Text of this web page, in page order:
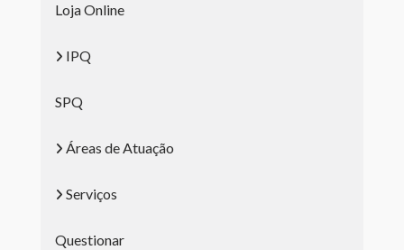
Loja Online
IPQ
SPQ
Áreas de Atuação
Serviços
Questionar